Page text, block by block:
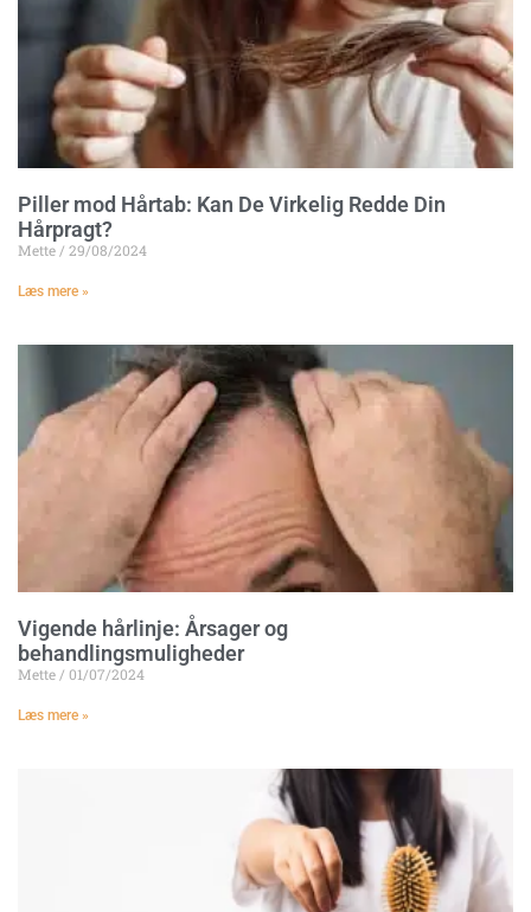
Piller mod Hårtab: Kan De Virkelig Redde Din
Hårpragt?
Mette 29/08/2024
Læs mere »
Vigende hårlinje: Årsager og
behandlingsmuligheder
Mette 01/07/2024
Læs mere »